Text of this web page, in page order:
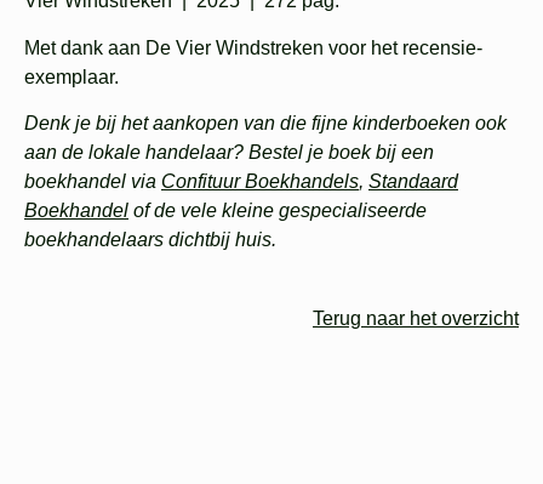
Met dank aan De Vier Windstreken voor het recensie-
exemplaar.
Denk je bij het aankopen van die fijne kinderboeken ook
aan de lokale handelaar? Bestel je boek bij een
boekhandel via Confituur Boekhandels, Standaard
Boekhandel of de vele kleine gespecialiseerde
boekhandelaars dichtbij huis.
Terug naar het overzicht